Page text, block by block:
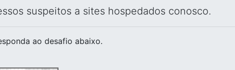
suspeitos a sites hospedados conosco.
ao desafio abaixo.